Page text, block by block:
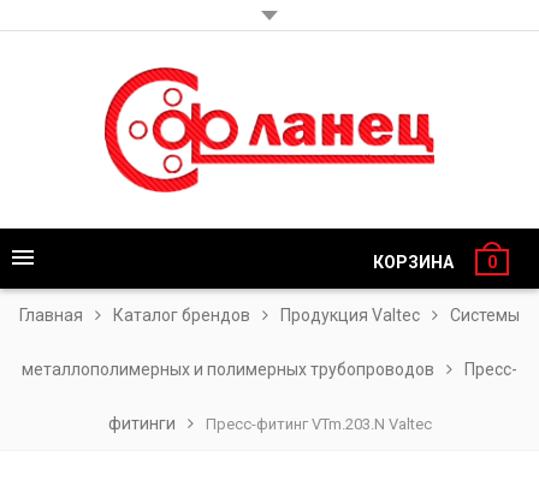
КОРЗИНА 0
Главная Каталог брендов Продукция Valtec Системы
металлополимерных и полимерных трубопроводов Пресс-
фитинги Пресс-фитинг VTm.203.N Valtec